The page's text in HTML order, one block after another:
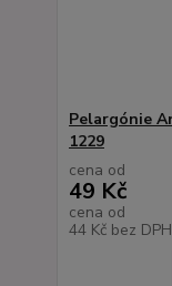
Pelargónie
1229
cena od
49 Kč
cena od
44 Kč bez DPH